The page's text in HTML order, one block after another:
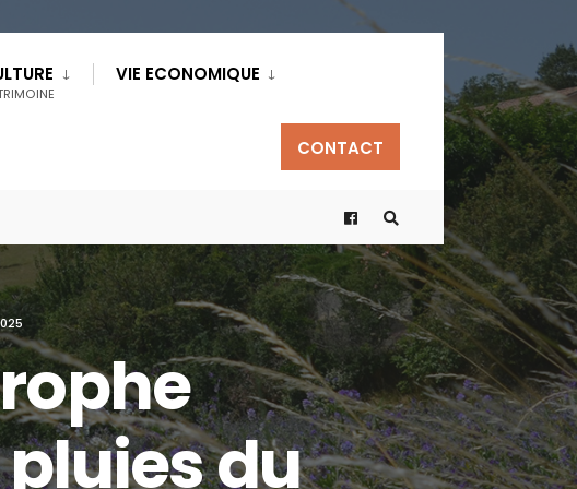
VIE ECONOMIQUE
CONTACT
du